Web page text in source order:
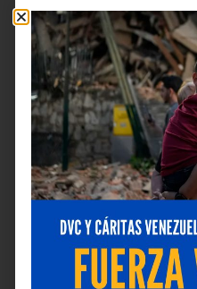
Para participar solodebe
en:https://zc.vg/14JZ7
Deja una respuesta
Tu dirección de correo
Los campos obligatorios
Comentario*